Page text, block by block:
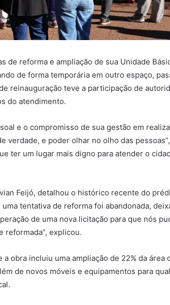
reforma e ampliação de sua Unidade
de forma temporária em outro espaço,
reinauguração teve a participação de
do atendimento.
e o compromisso de sua gestão em
verdade, e poder olhar no olho das
ter um lugar mais digno para atender o
Feijó, detalhou o histórico recente do
tentativa de reforma foi abandonada,
de uma nova licitação para que nós
reformada”, explicou.
obra incluiu uma ampliação de 22% da
de novos móveis e equipamentos para